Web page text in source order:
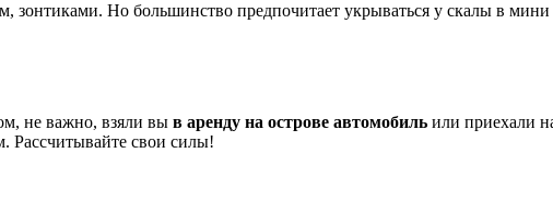
зонтиками. Но большинство предпочитает укрываться у скалы в мини
не важно, взяли вы в аренду на острове автомобиль или приехали
Рассчитывайте свои силы!